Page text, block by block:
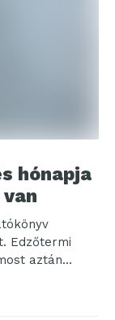
hónapja
Edzőtermi
aztán